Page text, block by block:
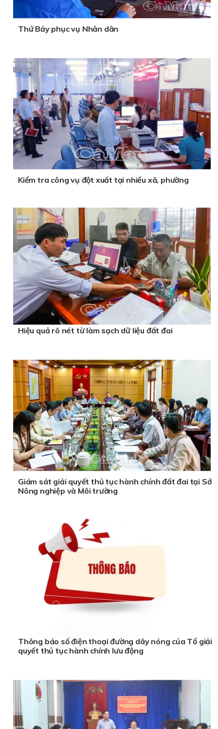
Thứ Bảy phục vụ Nhân dân
Kiểm tra công vụ đột xuất tại nhiều xã, phường
Hiệu quả rõ nét từ làm sạch dữ liệu đất đai
Giám sát giải quyết thủ tục hành chính đất đai tại Sở
Nông nghiệp và Môi trường
Thông báo số điện thoại đường dây nóng của Tổ giải
quyết thủ tục hành chính lưu động